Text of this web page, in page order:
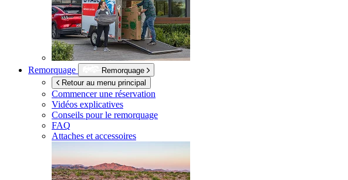
Remorquage
Remorquage
Retour au menu principal
Commencer une réservation
Vidéos explicatives
Conseils pour le remorquage
FAQ
Attaches et accessoires